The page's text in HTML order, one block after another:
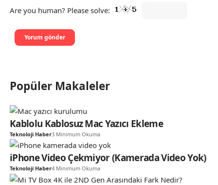
Are you human? Please solve:
Popüler Makaleler
Kablolu Kablosuz Mac Yazıcı Ekleme
Teknoloji Haber3 Minimum Okuma
iPhone Video Çekmiyor (Kamerada Video Yok)
Teknoloji Haber4 Minimum Okuma